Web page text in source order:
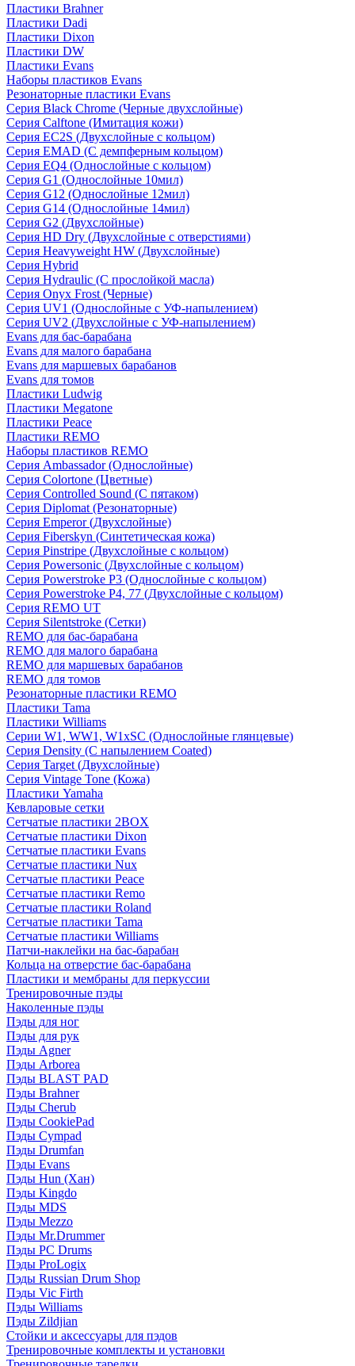
Пластики Brahner
Пластики Dadi
Пластики Dixon
Пластики DW
Пластики Evans
Наборы пластиков Evans
Резонаторные пластики Evans
Серия Black Chrome (Черные двухслойные)
Серия Calftone (Имитация кожи)
Серия EC2S (Двухслойные с кольцом)
Серия EMAD (С демпферным кольцом)
Серия EQ4 (Однослойные с кольцом)
Серия G1 (Однослойные 10мил)
Серия G12 (Однослойные 12мил)
Серия G14 (Однослойные 14мил)
Серия G2 (Двухслойные)
Серия HD Dry (Двухслойные с отверстиями)
Серия Heavyweight HW (Двухслойные)
Серия Hybrid
Серия Hydraulic (С прослойкой масла)
Серия Onyx Frost (Черные)
Серия UV1 (Однослойные с УФ-напылением)
Серия UV2 (Двухслойные с УФ-напылением)
Evans для бас-барабана
Evans для малого барабана
Evans для маршевых барабанов
Evans для томов
Пластики Ludwig
Пластики Megatone
Пластики Peace
Пластики REMO
Наборы пластиков REMO
Серия Ambassador (Однослойные)
Серия Colortone (Цветные)
Серия Controlled Sound (С пятаком)
Серия Diplomat (Резонаторные)
Серия Emperor (Двухслойные)
Серия Fiberskyn (Синтетическая кожа)
Серия Pinstripe (Двухслойные с кольцом)
Серия Powersonic (Двухслойные с кольцом)
Серия Powerstroke P3 (Однослойные с кольцом)
Серия Powerstroke P4, 77 (Двухслойные с кольцом)
Серия REMO UT
Серия Silentstroke (Сетки)
REMO для бас-барабана
REMO для малого барабана
REMO для маршевых барабанов
REMO для томов
Резонаторные пластики REMO
Пластики Tama
Пластики Williams
Серии W1, WW1, W1xSC (Однослойные глянцевые)
Серия Density (C напылением Coated)
Серия Target (Двухслойные)
Серия Vintage Tone (Кожа)
Пластики Yamaha
Кевларовые сетки
Сетчатые пластики 2BOX
Сетчатые пластики Dixon
Сетчатые пластики Evans
Сетчатые пластики Nux
Сетчатые пластики Peace
Сетчатые пластики Remo
Сетчатые пластики Roland
Сетчатые пластики Tama
Сетчатые пластики Williams
Патчи-наклейки на бас-барабан
Кольца на отверстие бас-барабана
Пластики и мембраны для перкуссии
Тренировочные пэды
Наколенные пэды
Пэды для ног
Пэды для рук
Пэды Agner
Пэды Arborea
Пэды BLAST PAD
Пэды Brahner
Пэды Cherub
Пэды CookiePad
Пэды Cympad
Пэды Drumfan
Пэды Evans
Пэды Hun (Хан)
Пэды Kingdo
Пэды MDS
Пэды Mezzo
Пэды Mr.Drummer
Пэды PC Drums
Пэды ProLogix
Пэды Russian Drum Shop
Пэды Vic Firth
Пэды Williams
Пэды Zildjian
Стойки и аксессуары для пэдов
Тренировочные комплекты и установки